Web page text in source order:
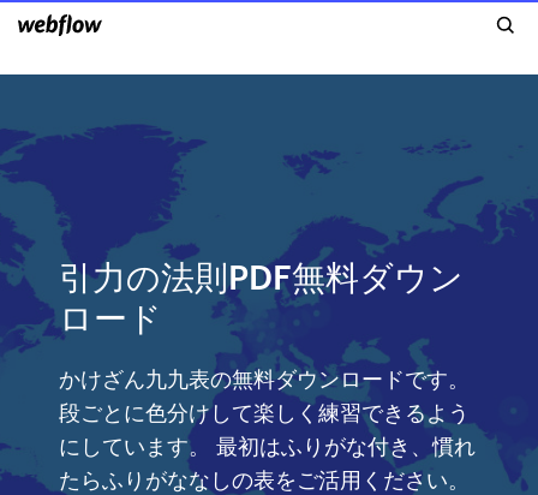
引力の法則PDF無料ダウン
ロード
かけざん九九表の無料ダウンロードです。
段ごとに色分けして楽しく練習できるよう
にしています。 最初はふりがな付き、慣れ
たらふりがななしの表をご活用ください。